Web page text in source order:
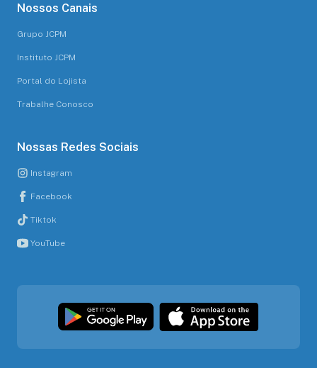
Nossos Canais
Grupo JCPM
Instituto JCPM
Portal do Lojista
Trabalhe Conosco
Nossas Redes Sociais
Instagram
Facebook
Tiktok
YouTube